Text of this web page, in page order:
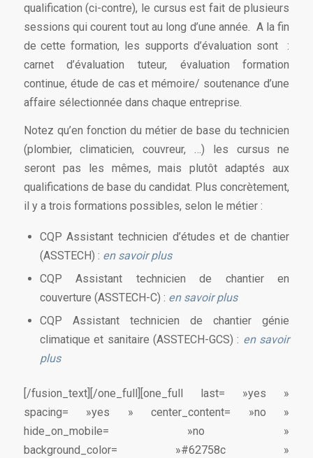
qualification (ci-contre), le cursus est fait de plusieurs
sessions qui courent tout au long d’une année. A la fin
de cette formation, les supports d’évaluation sont :
carnet d’évaluation tuteur, évaluation formation
continue, étude de cas et mémoire/ soutenance d’une
affaire sélectionnée dans chaque entreprise.
Notez qu’en fonction du métier de base du technicien
(plombier, climaticien, couvreur, …) les cursus ne
seront pas les mêmes, mais plutôt adaptés aux
qualifications de base du candidat. Plus concrètement,
il y a trois formations possibles, selon le métier :
CQP Assistant technicien d’études et de chantier
(ASSTECH) : en savoir plus
CQP Assistant technicien de chantier en
couverture (ASSTECH-C) : en savoir plus
CQP Assistant technicien de chantier génie
climatique et sanitaire (ASSTECH-GCS) : en savoir
plus
[/fusion_text][/one_full][one_full last= »yes »
spacing= »yes » center_content= »no »
hide_on_mobile= »no »
background_color= »#62758c »